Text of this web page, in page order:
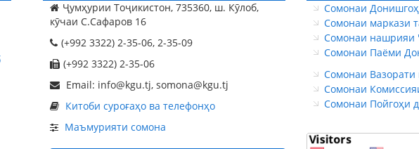
Ҷумҳурии Тоҷикистон, 735360, ш. Кӯлоб,
кӯчаи С.Сафаров 16
(+992 3322) 2-35-06, 2-35-09
(+992 3322) 2-35-06
Email: info@kgu.tj, somona@kgu.tj
Китоби суроғаҳо ва телефонҳо
Маъмурияти сомона
Сомонаи Донишгоҳ
Сомонаи маркази
Сомонаи нашрияи
Сомонаи Паёми
Сомонаи
Сомонаи
Сомонаи Пойгоҳи